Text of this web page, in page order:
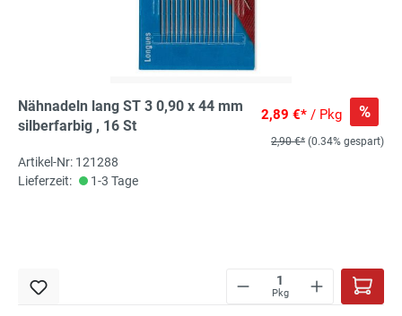
Nähnadeln lang ST 3 0,90 x 44 mm
silberfarbig , 16 St
2,89 €* / Pkg %
2,90 €* (0.34% gespart)
Artikel-Nr: 121288
Lieferzeit:
1-3 Tage
Pkg